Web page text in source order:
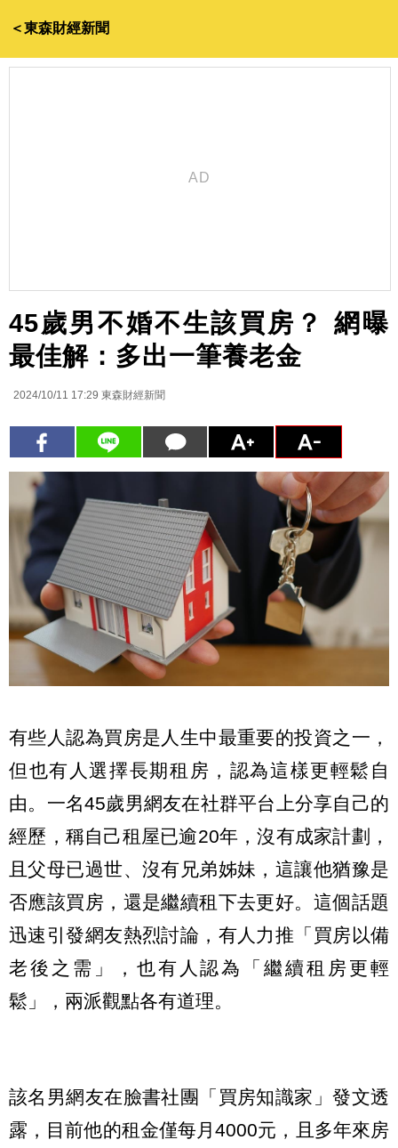
＜東森財經新聞
45歲男不婚不生該買房？ 網曝
最佳解：多出一筆養老金
2024/10/11 17:29 東森財經新聞
有些人認為買房是人生中最重要的投資之一，
但也有人選擇長期租房，認為這樣更輕鬆自
由。一名45歲男網友在社群平台上分享自己的
經歷，稱自己租屋已逾20年，沒有成家計劃，
且父母已過世、沒有兄弟姊妹，這讓他猶豫是
否應該買房，還是繼續租下去更好。這個話題
迅速引發網友熱烈討論，有人力推「買房以備
老後之需」，也有人認為「繼續租房更輕
鬆」，兩派觀點各有道理。
該名男網友在臉書社團「買房知識家」發文透
露，目前他的租金僅每月4000元，且多年來房